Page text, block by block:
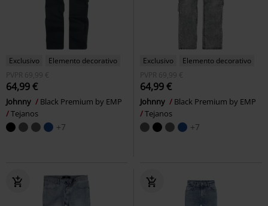
Exclusivo
Elemento decorativo
PVPR 69,99 €
64,99 €
Johnny
Black Premium by EMP
Tejanos
+7
Exclusivo
Elemento decorativo
PVPR 69,99 €
64,99 €
Johnny
Black Premium by EMP
Tejanos
+7